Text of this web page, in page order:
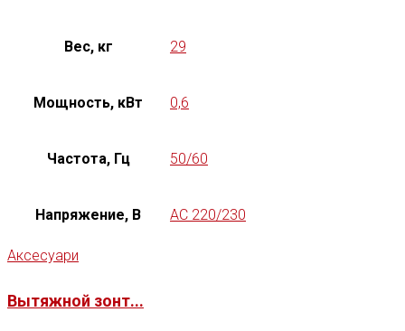
Вес, кг 29
Мощность, кВт 0,6
Частота, Гц 50/60
Напряжение, В AC 220/230
Аксесуари
Вытяжной зонт...